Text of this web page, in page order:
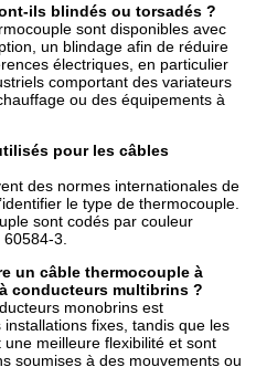
ils blindés ou torsadés ?
sont disponibles avec
un blindage afin de réduire
électriques, en particulier
comportant des variateurs
ou des équipements à
pour les câbles
des normes internationales de
le type de thermocouple.
sont codés par couleur
3.
un câble thermocouple à
conducteurs multibrins ?
monobrins est
fixes, tandis que les
meilleure flexibilité et sont
soumises à des mouvements ou